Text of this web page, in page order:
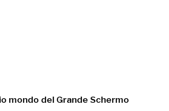
mondo del Grande Schermo